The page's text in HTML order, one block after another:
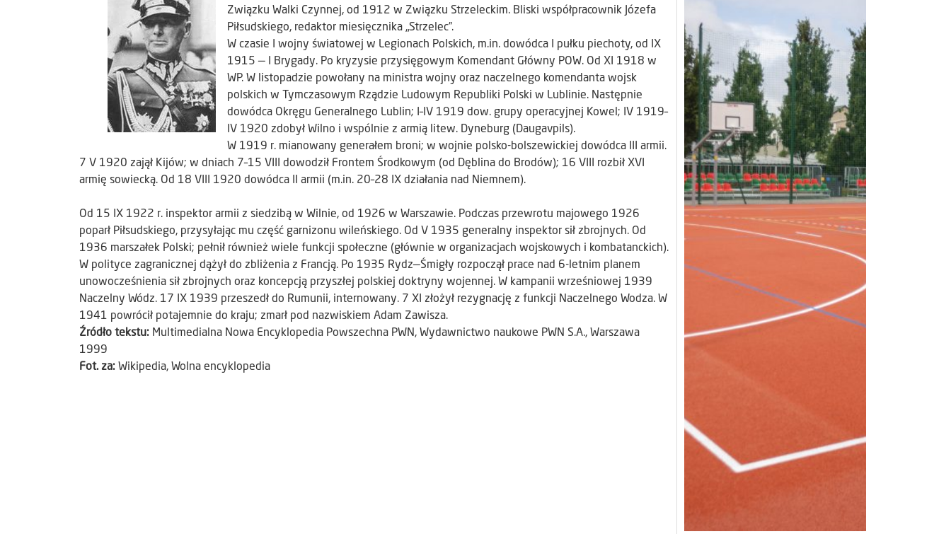
Związku Walki Czynnej, od 1912 w Związku Strzeleckim. Bliski współpracownik Józefa
Piłsudskiego, redaktor miesięcznika „Strzelec”.
W czasie I wojny światowej w Legionach Polskich, m.in. dowódca I pułku piechoty, od IX
1915 — I Brygady. Po kryzysie przysięgowym Komendant Główny POW. Od XI 1918 w
WP. W listopadzie powołany na ministra wojny oraz naczelnego komendanta wojsk
polskich w Tymczasowym Rządzie Ludowym Republiki Polski w Lublinie. Następnie
dowódca Okręgu Generalnego Lublin; I–IV 1919 dow. grupy operacyjnej Kowel; IV 1919–
IV 1920 zdobył Wilno i wspólnie z armią litew. Dyneburg (Daugavpils).
W 1919 r. mianowany generałem broni; w wojnie polsko-bolszewickiej dowódca III armii.
7 V 1920 zajął Kijów; w dniach 7–15 VIII dowodził Frontem Środkowym (od Dęblina do Brodów); 16 VIII rozbił XVI
armię sowiecką. Od 18 VIII 1920 dowódca II armii (m.in. 20–28 IX działania nad Niemnem).
Od 15 IX 1922 r. inspektor armii z siedzibą w Wilnie, od 1926 w Warszawie. Podczas przewrotu majowego 1926
poparł Piłsudskiego, przysyłając mu część garnizonu wileńskiego. Od V 1935 generalny inspektor sił zbrojnych. Od
1936 marszałek Polski; pełnił również wiele funkcji społeczne (głównie w organizacjach wojskowych i kombatanckich).
W polityce zagranicznej dążył do zbliżenia z Francją. Po 1935 Rydz—Śmigły rozpoczął prace nad 6-letnim planem
unowocześnienia sił zbrojnych oraz koncepcją przyszłej polskiej doktryny wojennej. W kampanii wrześniowej 1939
Naczelny Wódz. 17 IX 1939 przeszedł do Rumunii, internowany. 7 XI złożył rezygnację z funkcji Naczelnego Wodza. W
1941 powrócił potajemnie do kraju; zmarł pod nazwiskiem Adam Zawisza.
Źródło tekstu: Multimedialna Nowa Encyklopedia Powszechna PWN, Wydawnictwo naukowe PWN S.A., Warszawa
1999
Fot. za: Wikipedia, Wolna encyklopedia